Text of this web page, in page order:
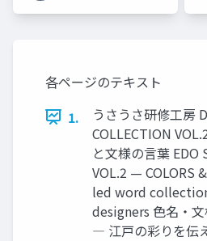
う」と思わなくて大丈
す！各ページのテキスト
1.
うさうさ研修工房
COLLECTION
と文様の言葉 EDO
VOL.2 — COLORS
led word
designers 色名・
― 江戸の彩りを伝